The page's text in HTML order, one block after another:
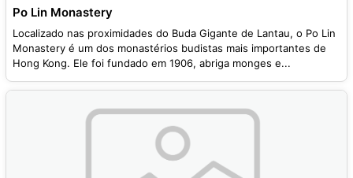
Po Lin Monastery
Localizado nas proximidades do Buda Gigante de Lantau, o Po Lin
Monastery é um dos monastérios budistas mais importantes de
Hong Kong. Ele foi fundado em 1906, abriga monges e...